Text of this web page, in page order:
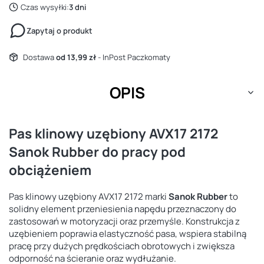
Czas wysyłki:3 dni
Zapytaj o produkt
Dostawaod 13,99 zł- InPost Paczkomaty
OPIS
Pas klinowy uzębiony AVX17 2172
Sanok Rubber do pracy pod
obciążeniem
Pas klinowy uzębiony AVX17 2172 markiSanok Rubberto
solidny element przeniesienia napędu przeznaczony do
zastosowań w motoryzacji oraz przemyśle. Konstrukcja z
uzębieniem poprawia elastyczność pasa, wspiera stabilną
pracę przy dużych prędkościach obrotowych i zwiększa
odporność na ścieranie oraz wydłużanie.